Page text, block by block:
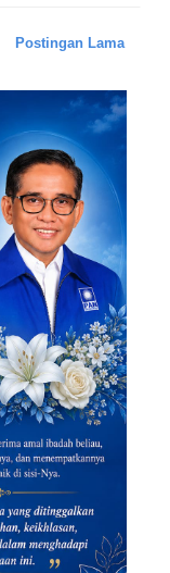
Postingan Lama